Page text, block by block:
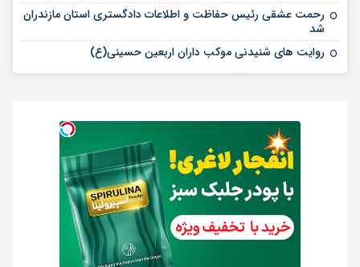
رحمت عشقی رئیس حفاظت و اطلاعات دادگستری استان مازندران
شد
روایت های شنیدنی موکب داران اربعین حسینی(ع)